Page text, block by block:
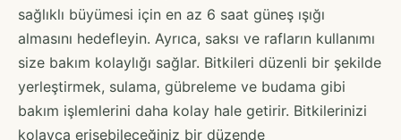
sağlıklı büyümesi için en az 6 saat güneş ışığı
almasını hedefleyin. Ayrıca, saksı ve rafların kullanımı
size bakım kolaylığı sağlar. Bitkileri düzenli bir şekilde
yerleştirmek, sulama, gübreleme ve budama gibi
bakım işlemlerini daha kolay hale getirir. Bitkilerinizi
kolayca erişebileceğiniz bir düzende